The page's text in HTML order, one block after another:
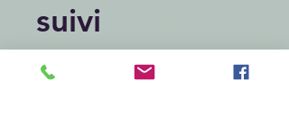
suivi